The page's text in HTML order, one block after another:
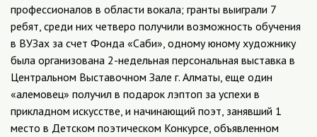
профессионалов в области вокала; гранты выиграли 7
ребят, среди них четверо получили возможность обучения
в ВУЗах за счет Фонда «Саби», одному юному художнику
была организована 2-недельная персональная выставка в
Центральном Выставочном Зале г. Алматы, еще один
«алемовец» получил в подарок лэптоп за успехи в
прикладном искусстве, и начинающий поэт, занявший 1
место в Детском поэтическом Конкурсе, объявленном